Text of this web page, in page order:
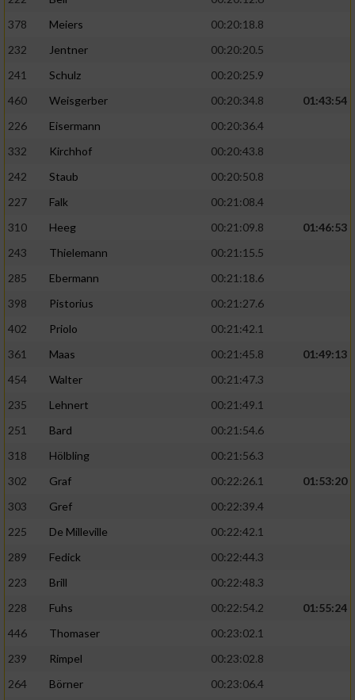
378
Meiers
00:20:18.8
232
Jentner
00:20:20.5
241
Schulz
00:20:25.9
460
Weisgerber 00:20:34.8
01:43:54
226
Eisermann
00:20:36.4
332
Kirchhof
00:20:43.8
242
Staub
00:20:50.8
227
Falk
00:21:08.4
310
Heeg 00:21:09.8
01:46:53
243
Thielemann
00:21:15.5
285
Ebermann
00:21:18.6
398
Pistorius
00:21:27.6
402
Priolo
00:21:42.1
361
Maas 00:21:45.8
01:49:13
454
Walter
00:21:47.3
235
Lehnert
00:21:49.1
251
Bard
00:21:54.6
318
Hölbling
00:21:56.3
302
Graf 00:22:26.1
01:53:20
303
Gref
00:22:39.4
225
De Milleville
00:22:42.1
289
Fedick
00:22:44.3
223
Brill
00:22:48.3
228
Fuhs 00:22:54.2
01:55:24
446
Thomaser
00:23:02.1
239
Rimpel
00:23:02.8
264
Börner
00:23:06.4